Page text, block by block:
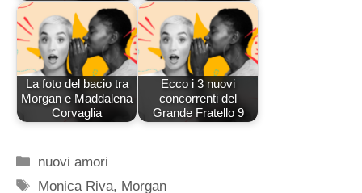
La foto del bacio tra
Morgan e Maddalena
Corvaglia
Ecco i 3 nuovi
concorrenti del
Grande Fratello 9
Categorie
nuovi amori
Tag
Monica Riva, Morgan